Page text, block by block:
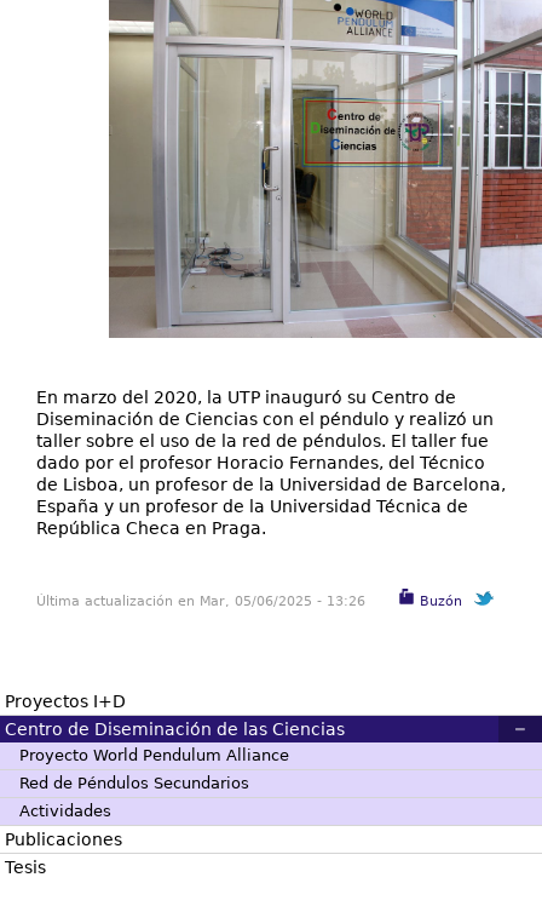
En marzo del 2020, la UTP inauguró su Centro de
Diseminación de Ciencias con el péndulo y realizó un
taller sobre el uso de la red de péndulos. El taller fue
dado por el profesor Horacio Fernandes, del Técnico
de Lisboa, un profesor de la Universidad de Barcelona,
España y un profesor de la Universidad Técnica de
República Checa en Praga.
Buzón
Última actualización en Mar, 05/06/2025 - 13:26
Descripción:
La Universidad Tecnológica de Panamá (UTP) en
todas sus actividades tiene la calidad como
principio esencial, el mismo que se concreta en
una atención eficaz y eficiente a las sugerencias
Proyectos I+D
Centro de Diseminación de las Ciencias
Proyecto World Pendulum Alliance
Red de Péndulos Secundarios
Actividades
Publicaciones
Tesis